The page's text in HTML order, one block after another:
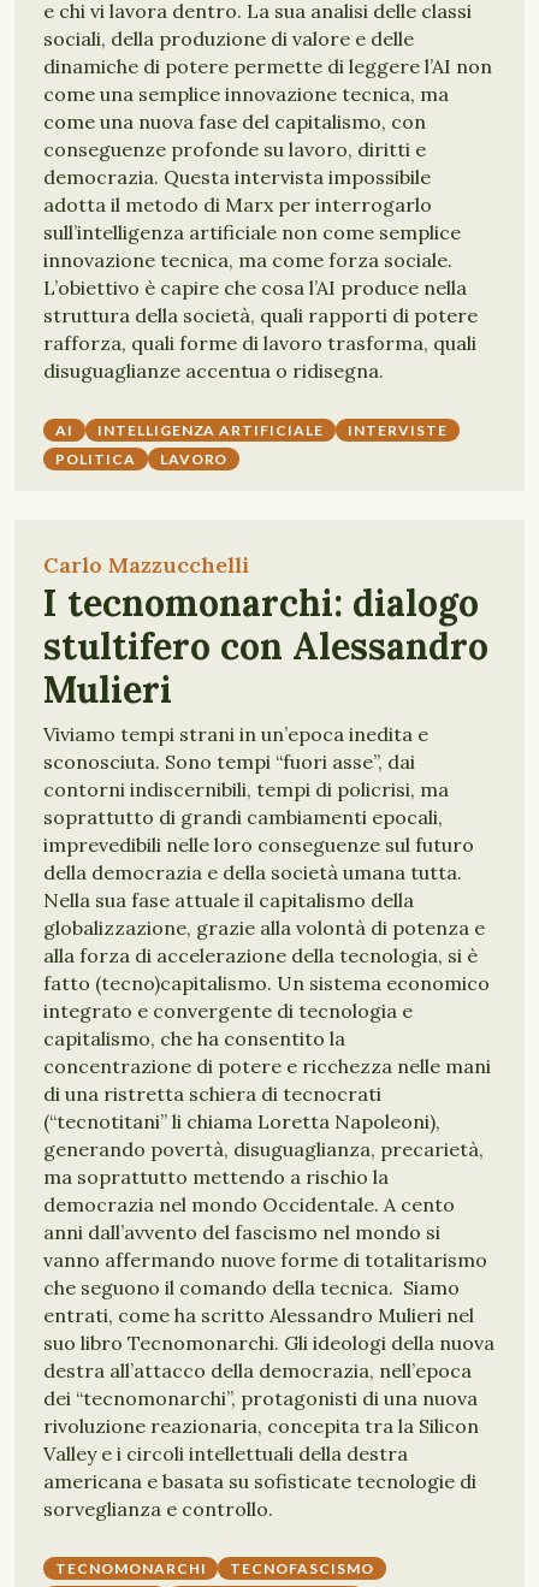
e chi vi lavora dentro. La sua analisi delle classi
sociali, della produzione di valore e delle
dinamiche di potere permette di leggere l’AI non
come una semplice innovazione tecnica, ma
come una nuova fase del capitalismo, con
conseguenze profonde su lavoro, diritti e
democrazia. Questa intervista impossibile
adotta il metodo di Marx per interrogarlo
sull’intelligenza artificiale non come semplice
innovazione tecnica, ma come forza sociale.
L’obiettivo è capire che cosa l’AI produce nella
struttura della società, quali rapporti di potere
rafforza, quali forme di lavoro trasforma, quali
disuguaglianze accentua o ridisegna.
AI INTELLIGENZA ARTIFICIALE
INTERVISTE
POLITICA
LAVORO
Carlo Mazzucchelli
I tecnomonarchi: dialogo
stultifero con Alessandro
Mulieri
Viviamo tempi strani in un’epoca inedita e
sconosciuta. Sono tempi “fuori asse”, dai
contorni indiscernibili, tempi di policrisi, ma
soprattutto di grandi cambiamenti epocali,
imprevedibili nelle loro conseguenze sul futuro
della democrazia e della società umana tutta.
Nella sua fase attuale il capitalismo della
globalizzazione, grazie alla volontà di potenza e
alla forza di accelerazione della tecnologia, si è
fatto (tecno)capitalismo. Un sistema economico
integrato e convergente di tecnologia e
capitalismo, che ha consentito la
concentrazione di potere e ricchezza nelle mani
di una ristretta schiera di tecnocrati
(“tecnotitani” li chiama Loretta Napoleoni),
generando povertà, disuguaglianza, precarietà,
ma soprattutto mettendo a rischio la
democrazia nel mondo Occidentale. A cento
anni dall’avvento del fascismo nel mondo si
vanno affermando nuove forme di totalitarismo
che seguono il comando della tecnica. Siamo
entrati, come ha scritto Alessandro Mulieri nel
suo libro Tecnomonarchi. Gli ideologi della nuova
destra all’attacco della democrazia, nell’epoca
dei “tecnomonarchi”, protagonisti di una nuova
rivoluzione reazionaria, concepita tra la Silicon
Valley e i circoli intellettuali della destra
americana e basata su sofisticate tecnologie di
sorveglianza e controllo.
TECNOMONARCHI
TECNOFASCISMO